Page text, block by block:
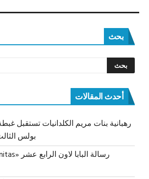
بحث
أحدث المقالات
رهبانية بنات مريم الكلدانيات تستقبل
بولس